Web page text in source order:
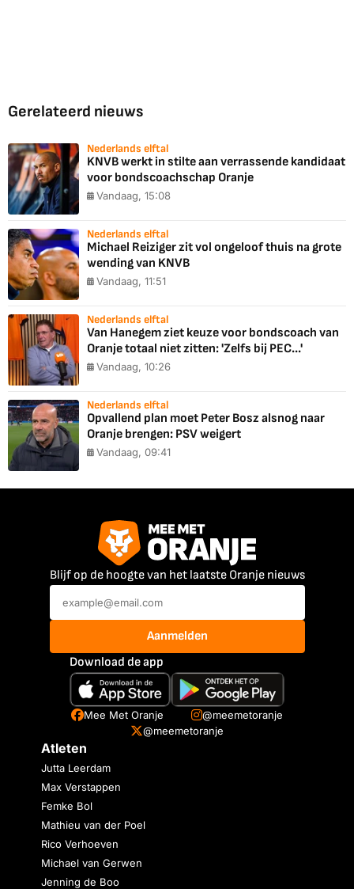
Gerelateerd nieuws
Nederlands elftal
KNVB werkt in stilte aan verrassende kandidaat
voor bondscoachschap Oranje
Vandaag, 15:08
Nederlands elftal
Michael Reiziger zit vol ongeloof thuis na grote
wending van KNVB
Vandaag, 11:51
Nederlands elftal
Van Hanegem ziet keuze voor bondscoach van
Oranje totaal niet zitten: 'Zelfs bij PEC...'
Vandaag, 10:26
Nederlands elftal
Opvallend plan moet Peter Bosz alsnog naar
Oranje brengen: PSV weigert
Vandaag, 09:41
Blijf op de hoogte van het laatste Oranje nieuws
Aanmelden
Download de app
Mee Met Oranje
@meemetoranje
@meemetoranje
Atleten
Jutta Leerdam
Max Verstappen
Femke Bol
Mathieu van der Poel
Rico Verhoeven
Michael van Gerwen
Jenning de Boo